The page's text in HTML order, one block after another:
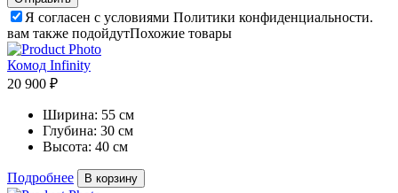
Я согласен с условиями Политики конфиденциальности.
вам также подойдутПохожие товары
Комод Infinity
20 900 ₽
Ширина: 55 см
Глубина: 30 см
Высота: 40 см
Подробнее В корзину